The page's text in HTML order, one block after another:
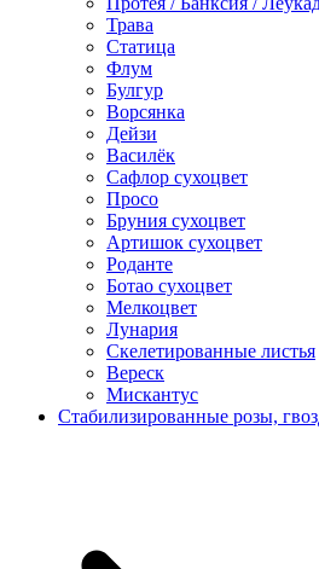
Трава
Статица
Флум
Булгур
Ворсянка
Дейзи
Василёк
Сафлор сухоцвет
Просо
Бруния сухоцвет
Артишок сухоцвет
Роданте
Ботао сухоцвет
Мелкоцвет
Лунария
Скелетированные листья
Вереск
Мискантус
Стабилизированные розы,